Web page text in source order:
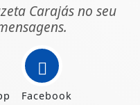
Carajás no seu
Facebook